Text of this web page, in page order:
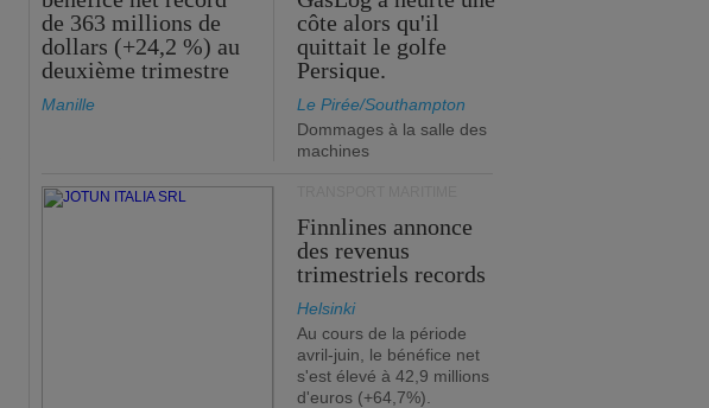
de 363 millions de
dollars (+24,2 %) au
deuxième trimestre
Manille
côte alors qu'il
quittait le golfe
Persique.
Le Pirée/Southampton
Dommages à la salle des
machines
Finnlines annonce
des revenus
trimestriels records
Helsinki
Au cours de la période
avril-juin, le bénéfice net
s'est élevé à 42,9 millions
d'euros (+64,7%).